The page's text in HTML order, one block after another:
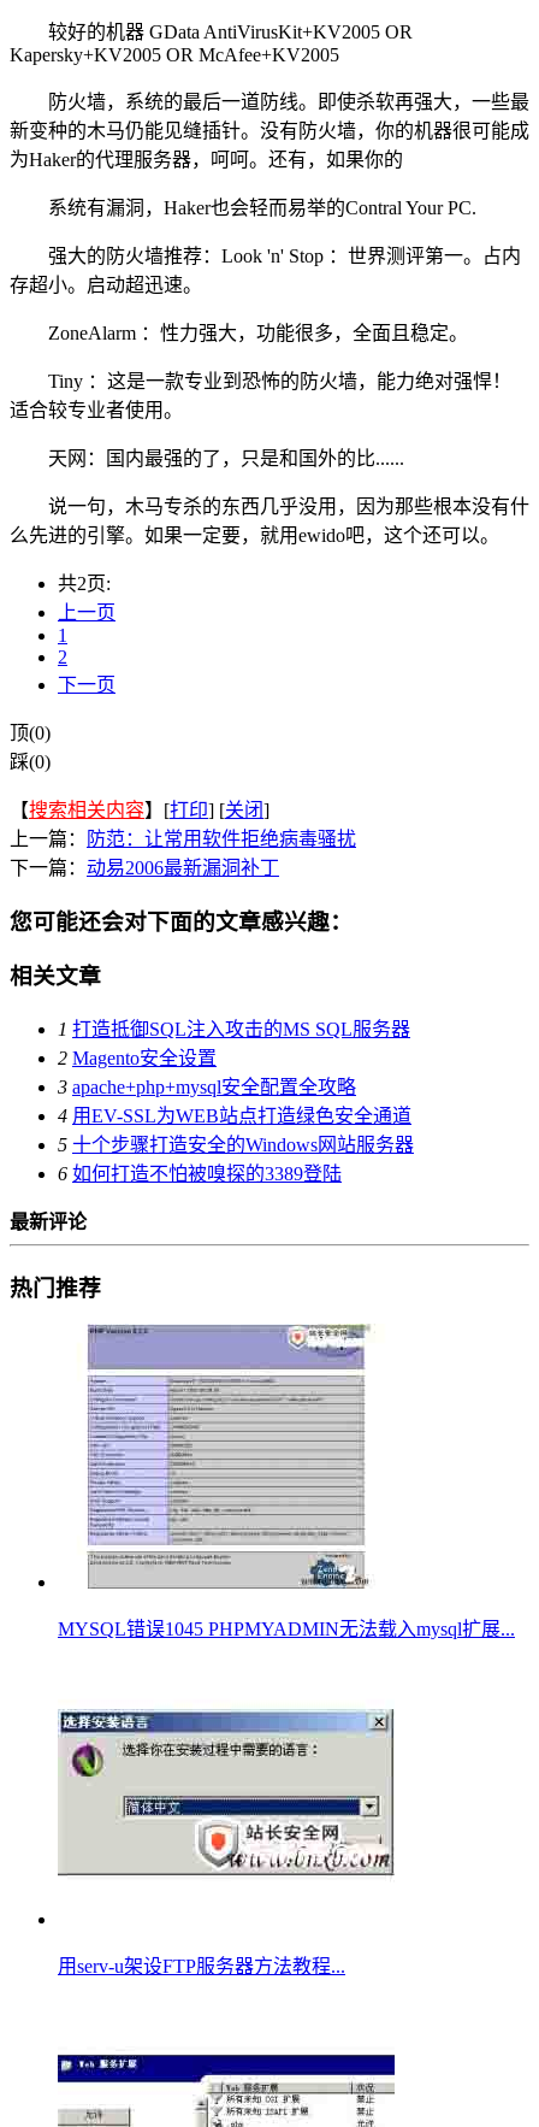
较好的机器 GData AntiVirusKit+KV2005 OR
Kapersky+KV2005 OR McAfee+KV2005
防火墙，系统的最后一道防线。即使杀软再强大，一些最
新变种的木马仍能见缝插针。没有防火墙，你的机器很可能成
为Haker的代理服务器，呵呵。还有，如果你的
系统有漏洞，Haker也会轻而易举的Contral Your PC.
强大的防火墙推荐：Look 'n' Stop ：世界测评第一。占内
存超小。启动超迅速。
ZoneAlarm ：性力强大，功能很多，全面且稳定。
Tiny ：这是一款专业到恐怖的防火墙，能力绝对强悍！
适合较专业者使用。
天网：国内最强的了，只是和国外的比......
说一句，木马专杀的东西几乎没用，因为那些根本没有什
么先进的引擎。如果一定要，就用ewido吧，这个还可以。
共2页:
上一页
1
2
下一页
顶(0)
踩(0)
【搜索相关内容】[打印] [关闭]
上一篇：
防范：让常用软件拒绝病毒骚扰
下一篇： 动易2006最新漏洞补丁
您可能还会对下面的文章感兴趣：
相关文章
1 打造抵御SQL注入攻击的MS SQL服务器
2 Magento安全设置
3 apache+php+mysql安全配置全攻略
4 用EV-SSL为WEB站点打造绿色安全通道
5 十个步骤打造安全的Windows网站服务器
6 如何打造不怕被嗅探的3389登陆
最新评论
热门推荐
MYSQL错误1045 PHPMYADMIN无法载入mysql扩展...
用serv-u架设FTP服务器方法教程...